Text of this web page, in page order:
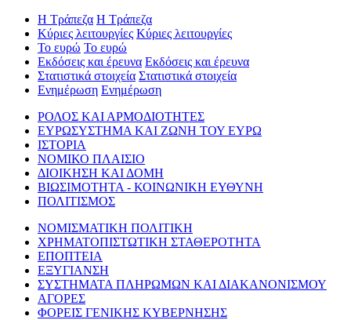
Η Τράπεζα Η Τράπεζα
Κύριες λειτουργίες Κύριες λειτουργίες
Το ευρώ Το ευρώ
Εκδόσεις και έρευνα Εκδόσεις και έρευνα
Στατιστικά στοιχεία Στατιστικά στοιχεία
Ενημέρωση Ενημέρωση
ΡΟΛΟΣ ΚΑΙ ΑΡΜΟΔΙΟΤΗΤΕΣ
ΕΥΡΩΣΥΣΤΗΜΑ ΚΑΙ ΖΩΝΗ ΤΟΥ ΕΥΡΩ
ΙΣΤΟΡΙΑ
ΝΟΜΙΚΟ ΠΛΑΙΣΙΟ
ΔΙΟΙΚΗΣΗ ΚΑΙ ΔΟΜΗ
ΒΙΩΣΙΜΟΤΗΤΑ - ΚΟΙΝΩΝΙΚΗ ΕΥΘΥΝΗ
ΠΟΛΙΤΙΣΜΟΣ
ΝΟΜΙΣΜΑΤΙΚΗ ΠΟΛΙΤΙΚΗ
ΧΡΗΜΑΤΟΠΙΣΤΩΤΙΚΗ ΣΤΑΘΕΡΟΤΗΤΑ
ΕΠΟΠΤΕΙΑ
ΕΞΥΓΙΑΝΣΗ
ΣΥΣΤΗΜΑΤΑ ΠΛΗΡΩΜΩΝ ΚΑΙ ΔΙΑΚΑΝΟΝΙΣΜΟΥ
ΑΓΟΡΕΣ
ΦΟΡΕΙΣ ΓΕΝΙΚΗΣ ΚΥΒΕΡΝΗΣΗΣ